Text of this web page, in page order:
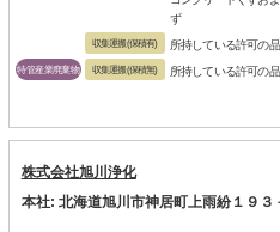
ず
収集運搬(保積有) 所持している許可の
特管産業廃棄物 収集運搬(保積無) 所持している許可の
株式会社旭川浄化
本社: 北海道旭川市神居町上雨紛１９３